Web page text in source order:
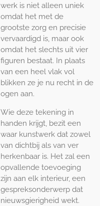
werk is niet alleen uniek
omdat het met de
grootste zorg en precisie
vervaardigd is, maar ook
omdat het slechts uit vier
figuren bestaat. In plaats
van een heel vlak vol
blikken ze je nu recht in de
ogen aan.
Wie deze tekening in
handen krijgt, bezit een
waar kunstwerk dat zowel
van dichtbij als van ver
herkenbaar is. Het zal een
opvallende toevoeging
zijn aan elk interieur, een
gespreksonderwerp dat
nieuwsgierigheid wekt.